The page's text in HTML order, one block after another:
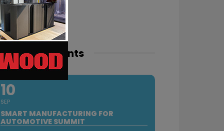
events
10
SEP
SMART MANUFACTURING FOR
AUTOMOTIVE SUMMIT